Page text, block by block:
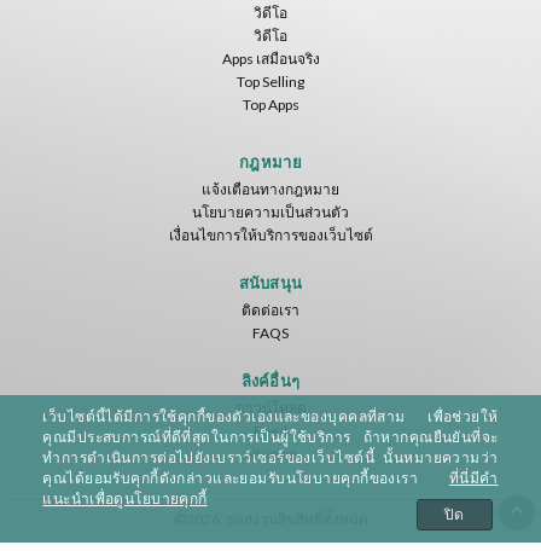
วิดีโอ
วิดีโอ
Apps เสมือนจริง
Top Selling
Top Apps
กฎหมาย
แจ้งเตือนทางกฎหมาย
นโยบายความเป็นส่วนตัว
เงื่อนไขการให้บริการของเว็บไซต์
สนับสนุน
ติดต่อเรา
FAQS
ลิงค์อื่นๆ
ดาวน์โหลด
Feed
Sitemap
เว็บไซต์นี้ได้มีการใช้คุกกี้ของตัวเองและของบุคคลที่สาม เพื่อช่วยให้
คุณมีประสบการณ์ที่ดีที่สุดในการเป็นผู้ใช้บริการ ถ้าหากคุณยืนยันที่จะ
ทำการดำเนินการต่อไปยังเบราว์เซอร์ของเว็บไซต์นี้ นั้นหมายความว่า
คุณได้ยอมรับคุกกี้ดังกล่าวและยอมรับนโยบายคุกกี้ของเรา ที่นี่มีคำ
แนะนำเพื่อดูนโยบายคุกกี้
ปิด